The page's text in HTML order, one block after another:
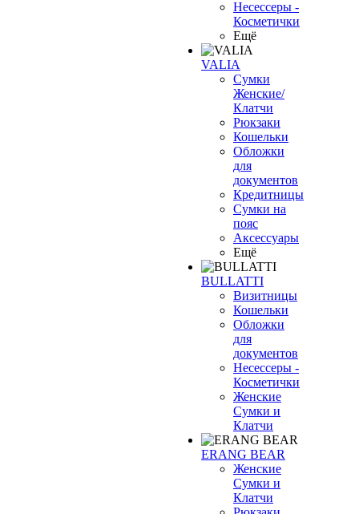
Несессеры -
Косметички
Ещё
VALIA
Сумки
Женские/
Клатчи
Рюкзаки
Кошельки
Обложки
для
документов
Кредитницы
Сумки на
пояс
Аксессуары
Ещё
BULLATTI
Визитницы
Кошельки
Обложки
для
документов
Несессеры -
Косметички
Женские
Сумки и
Клатчи
ERANG BEAR
Женские
Сумки и
Клатчи